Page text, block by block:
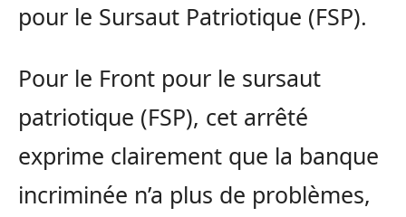
pour le Sursaut Patriotique (FSP).
Pour le Front pour le sursaut
patriotique (FSP), cet arrêté
exprime clairement que la banque
incriminée n’a plus de problèmes,